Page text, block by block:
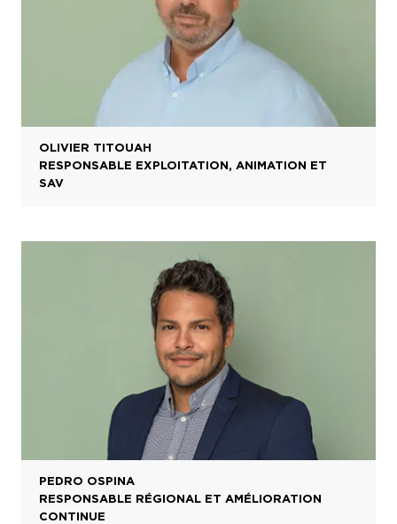
OLIVIER TITOUAH
RESPONSABLE EXPLOITATION, ANIMATION ET
SAV
PEDRO OSPINA
RESPONSABLE RÉGIONAL ET AMÉLIORATION
CONTINUE